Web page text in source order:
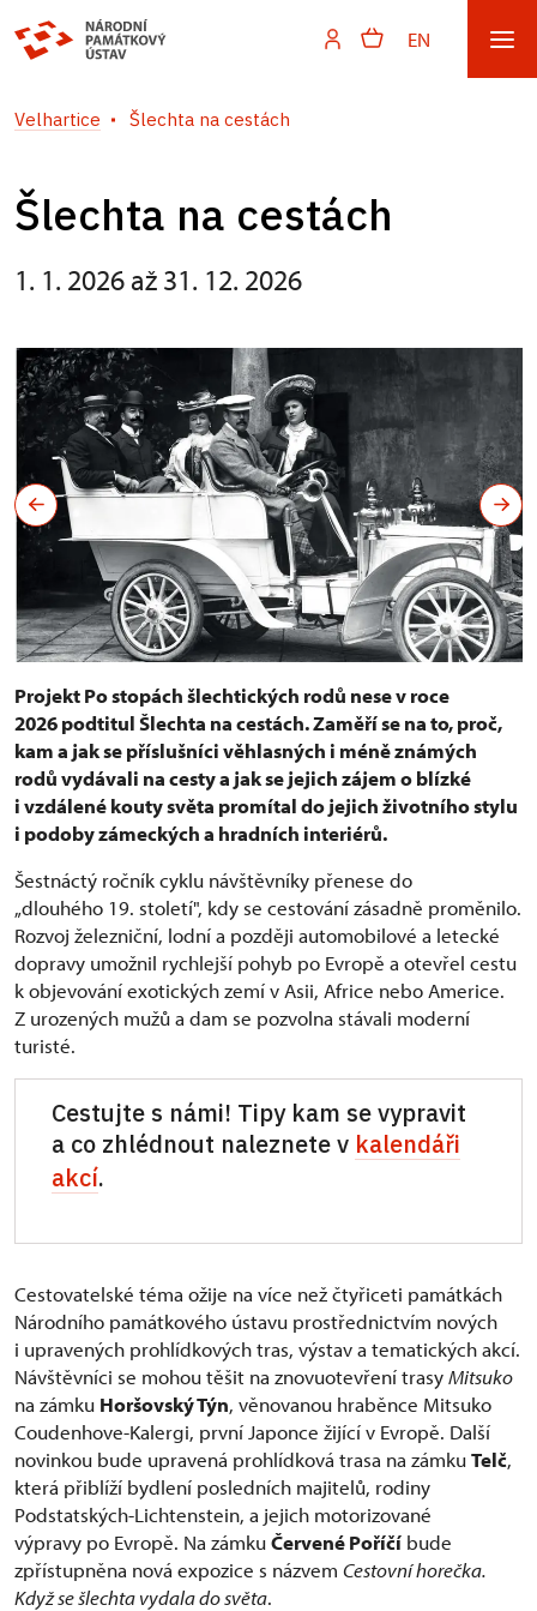
EN
Velhartice Šlechta na cestách
Šlechta na cestách
1. 1. 2026 až 31. 12. 2026
Projekt Po stopách šlechtických rodů nese v roce
2026 podtitul Šlechta na cestách. Zaměří se na to, proč,
kam a jak se příslušníci věhlasných i méně známých
rodů vydávali na cesty a jak se jejich zájem o blízké
i vzdálené kouty světa promítal do jejich životního stylu
i podoby zámeckých a hradních interiérů.
Šestnáctý ročník cyklu návštěvníky přenese do
„dlouhého 19. století", kdy se cestování zásadně proměnilo.
Rozvoj železniční, lodní a později automobilové a letecké
dopravy umožnil rychlejší pohyb po Evropě a otevřel cestu
k objevování exotických zemí v Asii, Africe nebo Americe.
Z urozených mužů a dam se pozvolna stávali moderní
turisté.
Cestujte s námi! Tipy kam se vypravit
a co zhlédnout naleznete v kalendáři
akcí.
Cestovatelské téma ožije na více než čtyřiceti památkách
Národního památkového ústavu prostřednictvím nových
i upravených prohlídkových tras, výstav a tematických akcí.
Návštěvníci se mohou těšit na znovuotevření trasyMitsuko
na zámku Horšovský Týn, věnovanou hraběnce Mitsuko
Coudenhove-Kalergi, první Japonce žijící v Evropě. Další
novinkou bude upravená prohlídková trasa na zámkuTelč,
která přiblíží bydlení posledních majitelů, rodiny
Podstatských-Lichtenstein, a jejich motorizované
výpravy po Evropě. Na zámkuČervené Poříčí bude
zpřístupněna nová expozice s názvem Cestovní horečka.
Když se šlechta vydala do světa.